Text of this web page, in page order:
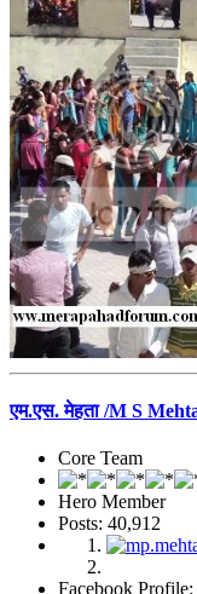
एम.एस. मेहता /M S
Core Team
Hero Member
Posts: 40,912
Facebook Profile: